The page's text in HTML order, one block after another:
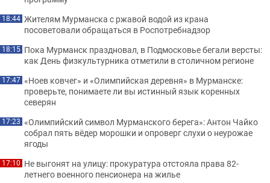
18:44 Жителям Мурманска с ржавой водой из крана
посоветовали обращаться в Роспотребнадзор
18:15 Пока Мурманск праздновал, в Подмосковье бегали версты:
как День физкультурника отметили в столичном регионе
17:47 «Ноев ковчег» и «Олимпийская деревня» в Мурманске:
проверьте, понимаете ли вы истинный язык коренных
северян
17:23 «Олимпийский символ Мурманского берега»: Антон Чайко
собрал пять вёдер морошки и опроверг слухи о неурожае
ягоды
17:10 Не выгонят на улицу: прокуратура отстояла права 82-
летнего военного пенсионера на жилье